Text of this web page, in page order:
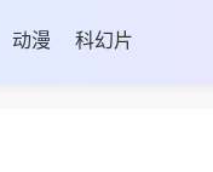
动漫 科幻片